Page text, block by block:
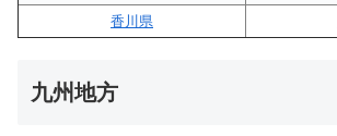
香川県
九州地方